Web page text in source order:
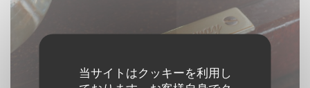
当サイトはクッキーを利用し